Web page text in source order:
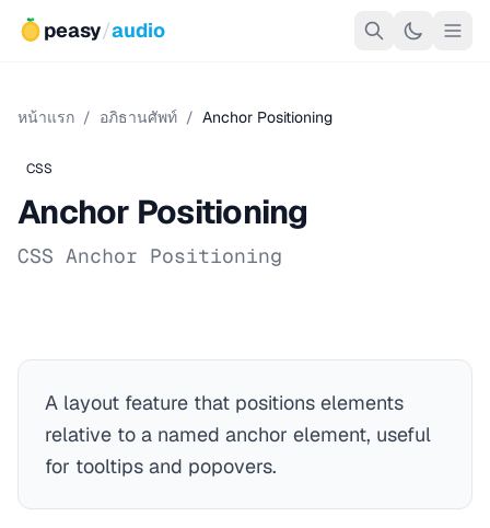
peasy/audio
หน้าแรก / อภิธานศัพท์ / Anchor Positioning
CSS
Anchor Positioning
CSS Anchor Positioning
A layout feature that positions elements
relative to a named anchor element, useful
for tooltips and popovers.